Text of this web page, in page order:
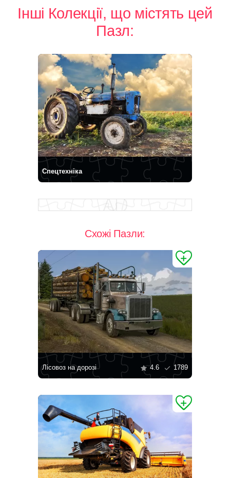
Інші Колекції, що містять цей
Пазл:
Спецтехніка
Схожі Пазли:
Лісовоз на дорозі 4.6 1789